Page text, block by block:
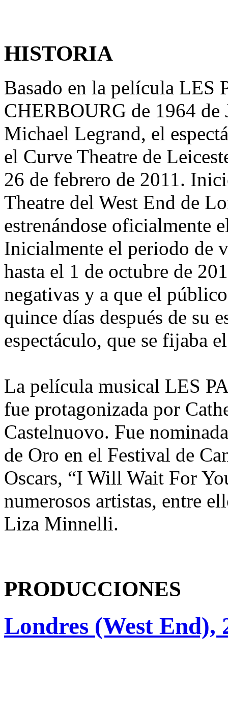
HISTORIA
Basado en la película LES
CHERBOURG de 1964 de
Michael Legrand, el
el Curve Theatre de
26 de febrero de 2011.
Theatre del West End de
estrenándose oficialmente
Inicialmente el periodo de
hasta el 1 de octubre de
negativas y a que el
quince días después de su
espectáculo, que se fijaba
La película musical LES
fue protagonizada por
Castelnuovo. Fue
de Oro en el Festival de
Oscars, “I Will Wait For
numerosos artistas, entre
Liza Minnelli.
PRODUCCIONES
Londres (West End),